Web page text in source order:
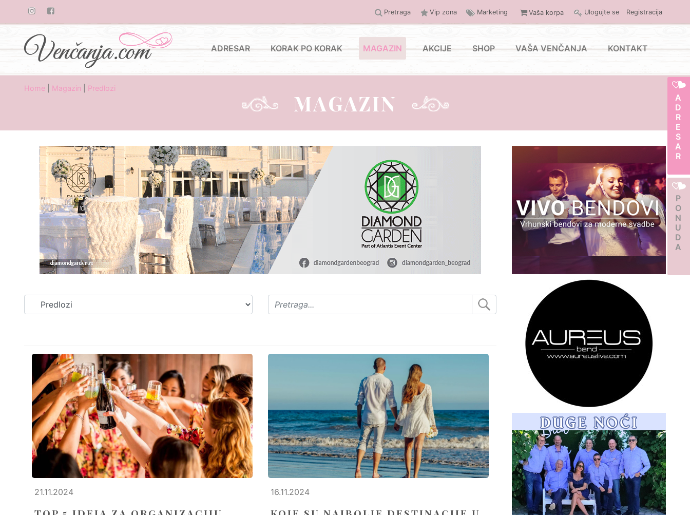
Pretraga Vip zona Marketing Vaša korpa Ulogujte se Registracija
ADRESAR KORAK PO KORAK MAGAZIN AKCIJE SHOP VAŠA VENČANJA KONTAKT
ADRESAR
PONUDA
Home Magazin Predlozi
MAGAZIN
21.11.2024 16.11.2024